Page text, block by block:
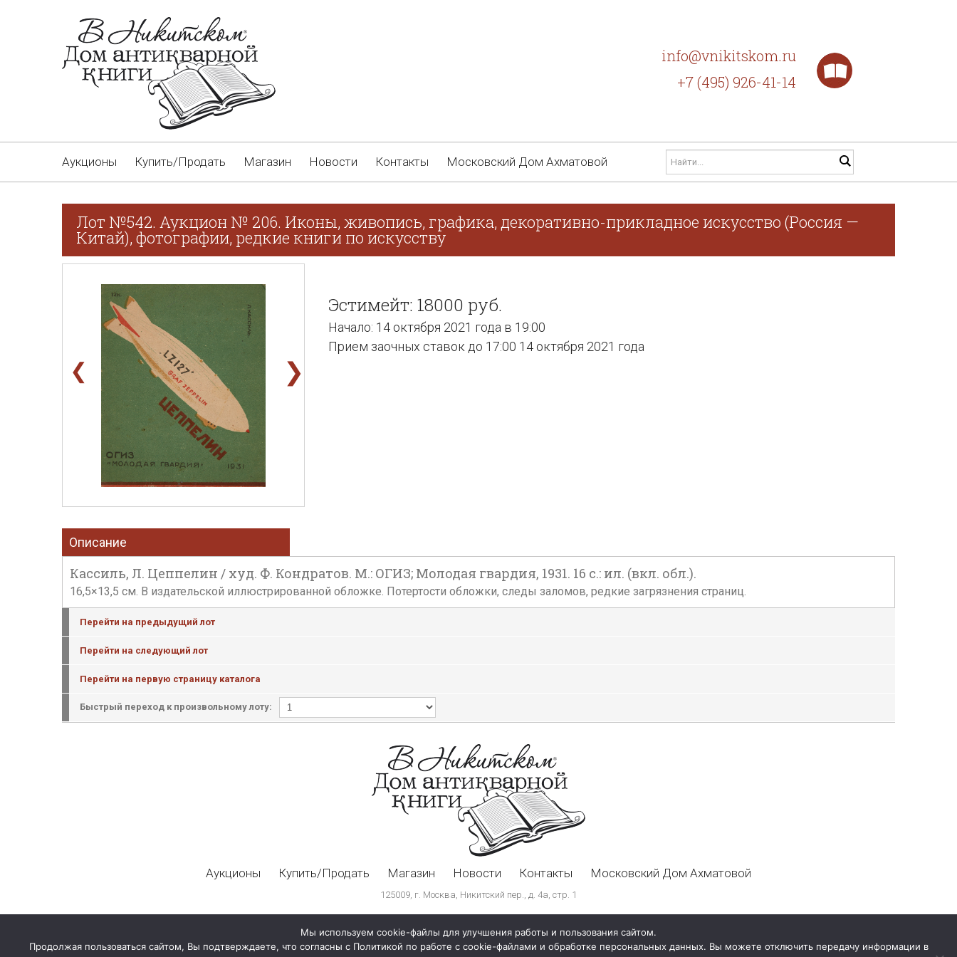
info@vnikitskom.ru
+7 (495) 926-41-14
Аукционы Купить/Продать Магазин Новости Контакты Московский Дом Ахматовой
Лот №542. Аукцион № 206. Иконы, живопись, графика, декоративно-прикладное искусство (Россия —
Китай), фотографии, редкие книги по искусству
❮ ❯
Эстимейт: 18000 руб.
Начало: 14 октября 2021 года в 19:00
Прием заочных ставок до 17:00 14 октября 2021 года
Описание
Кассиль, Л. Цеппелин / худ. Ф. Кондратов. М.: ОГИЗ; Молодая гвардия, 1931. 16 с.: ил. (вкл. обл.).
16,5×13,5 см. В издательской иллюстрированной обложке. Потертости обложки, следы заломов, редкие загрязнения страниц.
Перейти на предыдущий лот
Перейти на следующий лот
Перейти на первую страницу каталога
Быстрый переход к произвольному лоту:
Аукционы Купить/Продать Магазин Новости Контакты Московский Дом Ахматовой
125009, г. Москва, Никитский пер., д. 4а, стр. 1
Мы используем cookie-файлы для улучшения работы и пользования сайтом.
Продолжая пользоваться сайтом, Вы подтверждаете, что согласны с Политикой по работе с cookie-файлами и обработке персональных данных. Вы можете отключить передачу информации в